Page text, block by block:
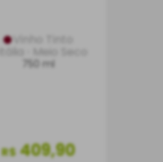
Vinho Tinto
Meio Seco
750 ml
R$ 409,90